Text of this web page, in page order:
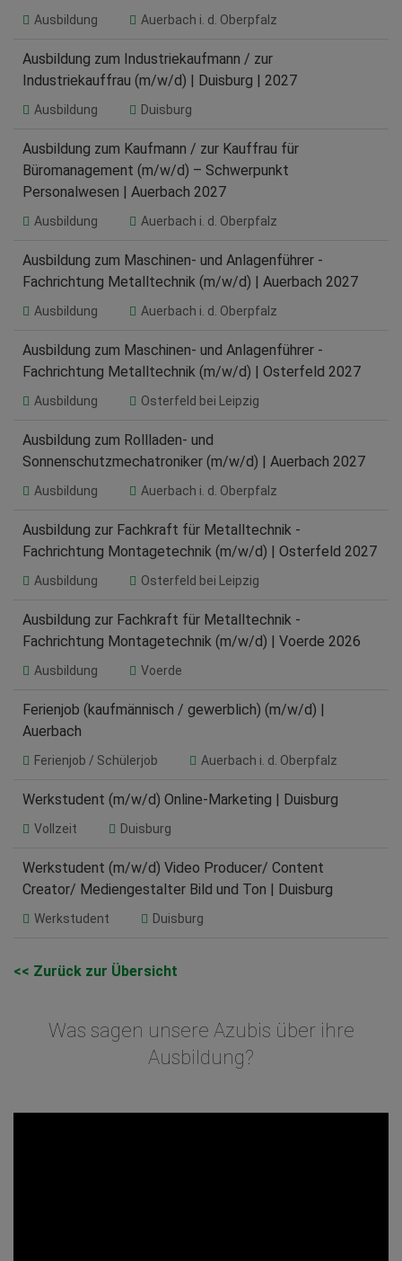
Ausbildung Auerbach i. d. Oberpfalz
Ausbildung zum Industriekaufmann / zur
Industriekauffrau (m/w/d) | Duisburg | 2027
Ausbildung Duisburg
Ausbildung zum Kaufmann / zur Kauffrau für
Büromanagement (m/w/d) – Schwerpunkt
Personalwesen | Auerbach 2027
Ausbildung Auerbach i. d. Oberpfalz
Ausbildung zum Maschinen- und Anlagenführer -
Fachrichtung Metalltechnik (m/w/d) | Auerbach 2027
Ausbildung Auerbach i. d. Oberpfalz
Ausbildung zum Maschinen- und Anlagenführer -
Fachrichtung Metalltechnik (m/w/d) | Osterfeld 2027
Ausbildung Osterfeld bei Leipzig
Ausbildung zum Rollladen- und
Sonnenschutzmechatroniker (m/w/d) | Auerbach 2027
Ausbildung Auerbach i. d. Oberpfalz
Ausbildung zur Fachkraft für Metalltechnik -
Fachrichtung Montagetechnik (m/w/d) | Osterfeld 2027
Ausbildung Osterfeld bei Leipzig
Ausbildung zur Fachkraft für Metalltechnik -
Fachrichtung Montagetechnik (m/w/d) | Voerde 2026
Ausbildung Voerde
Ferienjob (kaufmännisch / gewerblich) (m/w/d) |
Auerbach
Ferienjob / Schülerjob Auerbach i. d. Oberpfalz
Werkstudent (m/w/d) Online-Marketing | Duisburg
Vollzeit Duisburg
Werkstudent (m/w/d) Video Producer/ Content
Creator/ Mediengestalter Bild und Ton | Duisburg
Werkstudent Duisburg
<< Zurück zur Übersicht
Was sagen unsere Azubis über ihre
Ausbildung?